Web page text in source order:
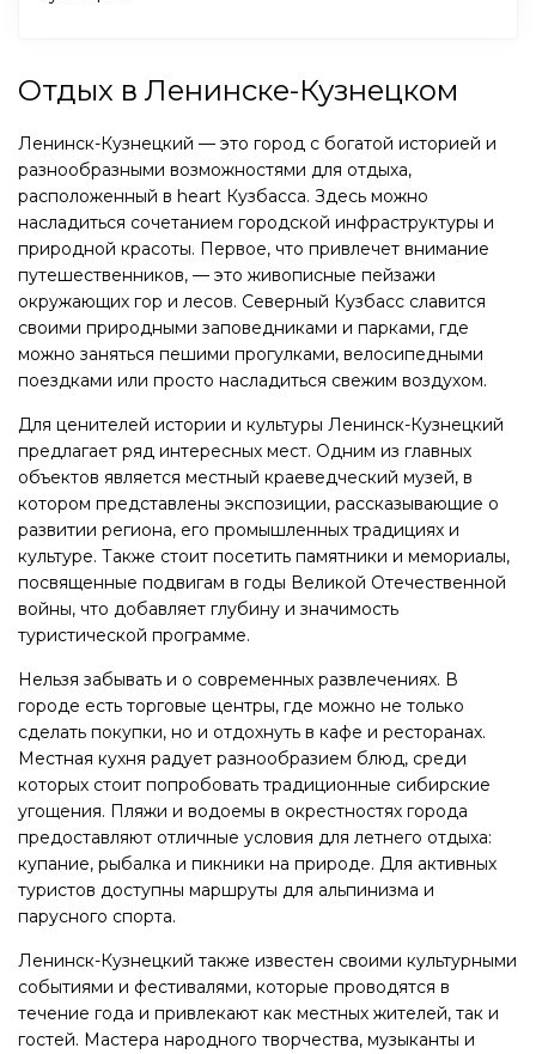
Отдых в Ленинске-Кузнецком
Ленинск-Кузнецкий — это город с богатой историей и
разнообразными возможностями для отдыха,
расположенный в heart Кузбасса. Здесь можно
насладиться сочетанием городской инфраструктуры и
природной красоты. Первое, что привлечет внимание
путешественников, — это живописные пейзажи
окружающих гор и лесов. Северный Кузбасс славится
своими природными заповедниками и парками, где
можно заняться пешими прогулками, велосипедными
поездками или просто насладиться свежим воздухом.
Для ценителей истории и культуры Ленинск-Кузнецкий
предлагает ряд интересных мест. Одним из главных
объектов является местный краеведческий музей, в
котором представлены экспозиции, рассказывающие о
развитии региона, его промышленных традициях и
культуре. Также стоит посетить памятники и мемориалы,
посвященные подвигам в годы Великой Отечественной
войны, что добавляет глубину и значимость
туристической программе.
Нельзя забывать и о современных развлечениях. В
городе есть торговые центры, где можно не только
сделать покупки, но и отдохнуть в кафе и ресторанах.
Местная кухня радует разнообразием блюд, среди
которых стоит попробовать традиционные сибирские
угощения. Пляжи и водоемы в окрестностях города
предоставляют отличные условия для летнего отдыха:
купание, рыбалка и пикники на природе. Для активных
туристов доступны маршруты для альпинизма и
парусного спорта.
Ленинск-Кузнецкий также известен своими культурными
событиями и фестивалями, которые проводятся в
течение года и привлекают как местных жителей, так и
гостей. Мастера народного творчества, музыканты и